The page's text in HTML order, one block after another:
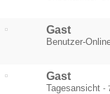
Gast
Benutzer-
Gast
Tagesansicht -